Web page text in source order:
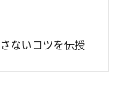
回のボールは動
の形ももちろん
ないコツを伝授